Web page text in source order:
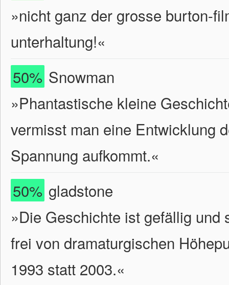
»nicht ganz der grosse burton-
unterhaltung!«
50% Snowman
»Phantastische kleine
vermisst man eine Entwicklung
Spannung aufkommt.«
50% gladstone
»Die Geschichte ist gefällig
frei von dramaturgischen
1993 statt 2003.«